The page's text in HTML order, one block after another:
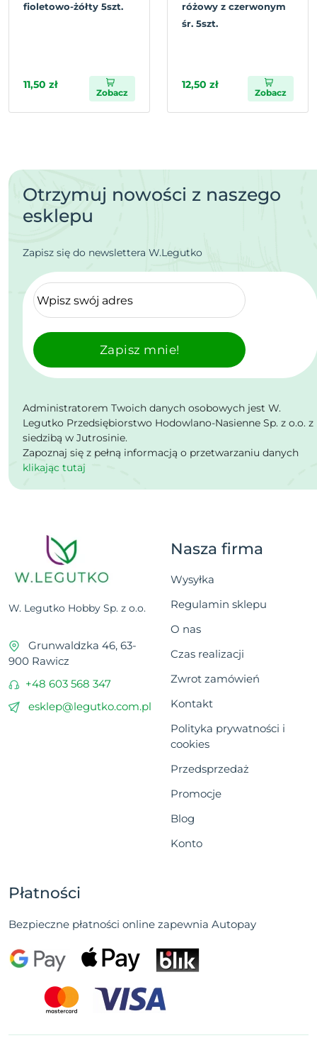
fioletowo-żółty 5szt.
11,50 zł
Zobacz
różowy z czerwonym
śr. 5szt.
12,50 zł
Zobacz
Otrzymuj nowości z naszego
esklepu
Zapisz się do newslettera W.Legutko
Zapisz mnie!
Administratorem Twoich danych osobowych jest W.
Legutko Przedsiębiorstwo Hodowlano-Nasienne Sp. z o.o. z
siedzibą w Jutrosinie.
Zapoznaj się z pełną informacją o przetwarzaniu danych
klikając tutaj
W. Legutko Hobby Sp. z o.o.
Grunwaldzka 46, 63-
900 Rawicz
+48 603 568 347
esklep@legutko.com.pl
Nasza firma
Wysyłka
Regulamin sklepu
O nas
Czas realizacji
Zwrot zamówień
Kontakt
Polityka prywatności i
cookies
Przedsprzedaż
Promocje
Blog
Konto
Płatności
Bezpieczne płatności online zapewnia Autopay